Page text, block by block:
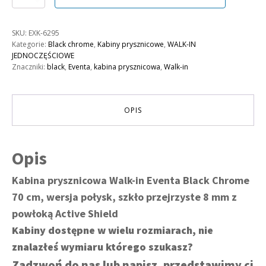
in
Eventa
Black
Chrome
SKU: EXK-6295
Kategorie: Black chrome, Kabiny prysznicowe, WALK-IN
JEDNOCZĘŚCIOWE
Znaczniki: black, Eventa, kabina prysznicowa, Walk-in
OPIS
Opis
Kabina prysznicowa Walk-in Eventa Black Chrome
70 cm, wersja połysk, szkło przejrzyste 8 mm z
powłoką Active Shield
Kabiny dostępne w wielu rozmiarach, nie
znalazłeś wymiaru którego szukasz?